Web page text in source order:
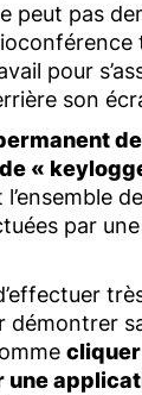
peut pas
pour
son
«
par
démontrer
une